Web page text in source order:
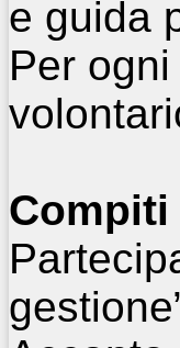
e guida
Per
Compiti